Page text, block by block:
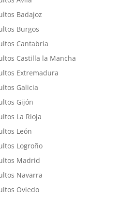
Badajoz
Burgos
Cantabria
Castilla la Mancha
Extremadura
Galicia
Gijón
La Rioja
León
Logroño
Madrid
Navarra
Oviedo